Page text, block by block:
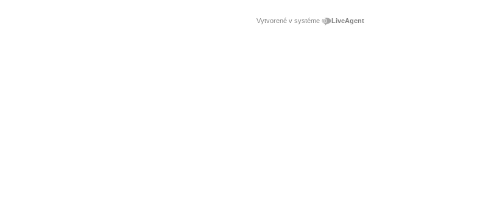
Vytvorené v systéme LiveAgent